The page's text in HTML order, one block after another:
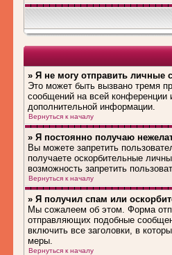
» Я не могу отправить личные
Это может быть вызвано тремя
сообщений на всей конференции
дополнительной информации.
Вернуться к началу
» Я постоянно получаю
Вы можете запретить
получаете оскорбительные
возможность запретить
Вернуться к началу
» Я получил спам или
Мы сожалеем об этом. Форма
отправляющих подобные
включить все заголовки, в
меры.
Вернуться к началу